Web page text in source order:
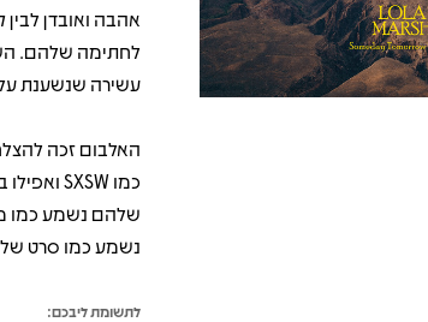
אהבה ואובדן
לחתימה שלהם.
עשירה שנשענת על
האלבום זכה
נשמע כמו סרט
לתשומת ליבכם: